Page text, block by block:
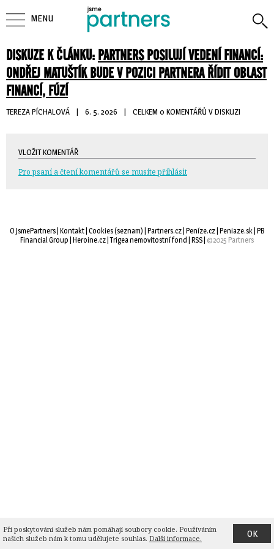
DISKUZE K ČLÁNKU: PARTNERS POSILUJÍ VEDENÍ FINANCÍ:
ONDŘEJ MATUŠTÍK BUDE V POZICI PARTNERA ŘÍDIT OBLAST
FINANCÍ, FÚZÍ
TEREZA PÍCHALOVÁ | 6. 5. 2026 | CELKEM 0 KOMENTÁŘŮ V DISKUZI
VLOŽIT KOMENTÁŘ
Pro psaní a čtení komentářů se musíte přihlásit
MENU
O JsmePartners| Kontakt| Cookies(seznam) | Partners.cz| Peníze.cz| Peniaze.sk| PB
Financial Group | Heroine.cz| Trigea nemovitostní fond | RSS| ©2025 Partners
Při poskytování služeb nám pomáhají soubory cookie. Používáním
našich služeb nám k tomu udělujete souhlas. Další informace. OK